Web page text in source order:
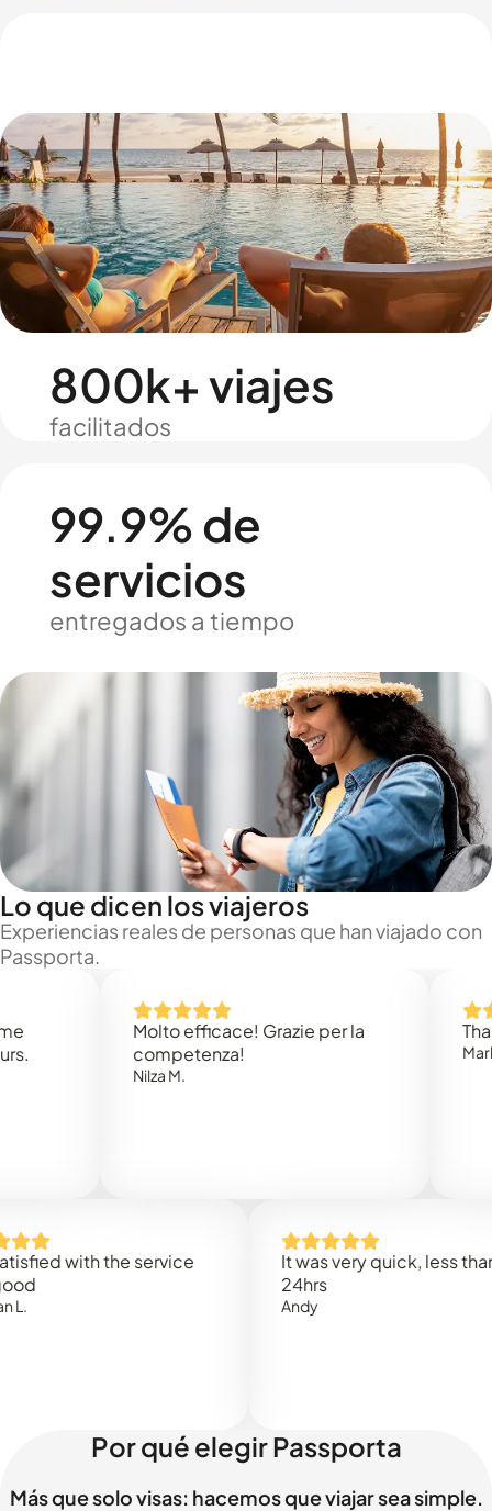
800k+ viajes
facilitados
99.9% de
servicios
entregados a tiempo
Lo que dicen los viajeros
Experiencias reales de personas que han viajado con
Passporta.
Molto efficace! Grazie per la
competenza!
Thank
with the service
It was very quick, less than
Por qué elegir Passporta
Más que solo visas: hacemos que viajar sea simple.